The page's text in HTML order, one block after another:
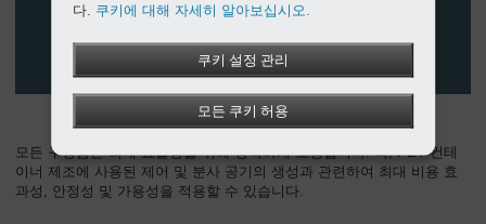
모든 구성품은 최대 효율성을 위해 정확하게 조정됩니다. 즉, PET 컨테
이너 제조에 사용된 제어 및 분사 공기의 생성과 관련하여 최대 비용 효
과성, 안정성 및 가용성을 적용할 수 있습니다.
다. 쿠키에 대해 자세히 알아보십시오.
쿠키 설정 관리
모든 쿠키 허용